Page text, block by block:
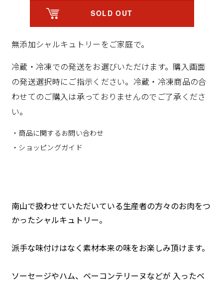
SOLD OUT
無添加シャルキュトリーをご家庭で。
冷蔵・冷凍での発送をお選びいただけます。購入画面
の発送選択時にご指示ください。冷蔵・冷凍商品の合
わせてのご購入は承っておりませんのでご了承くださ
い。
・商品に関するお問い合わせ
・ショッピングガイド
南山で扱わせていただいている生産者の方々のお肉をつ
かったシャルキュトリー。
派手な味付けはなく素材本来の味をお楽しみ頂けます。
ソーセージやハム、ベーコンテリーヌなどが 入ったベ